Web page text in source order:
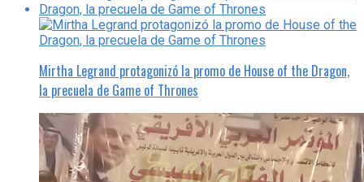
Mirtha Legrand protagonizó la promo de House of the Dragon,
la precuela de Game of Thrones